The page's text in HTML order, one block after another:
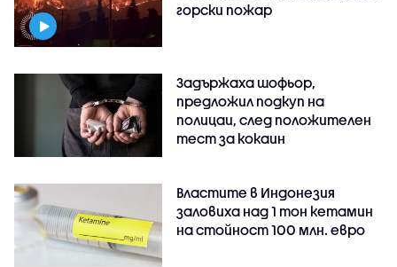
горски пожар
Задържаха шофьор,
предложил подкуп на
полицаи, след положителен
тест за кокаин
Властите в Индонезия
заловиха над 1 тон кетамин
на стойност 100 млн. евро